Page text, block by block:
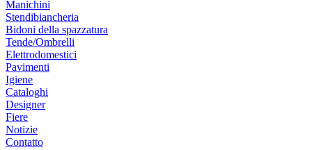
Manichini
Stendibiancheria
Bidoni della spazzatura
Tende/Ombrelli
Elettrodomestici
Pavimenti
Igiene
Cataloghi
Designer
Fiere
Notizie
Contatto